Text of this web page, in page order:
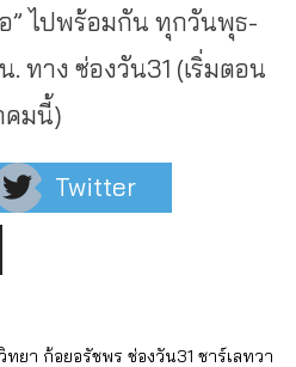
อ” ไปพร้อมกัน ทุกวันพุธ-
ทาง ซ่องวัน31 (เริ่มตอน
คมนี้)
Twitter
ทยา ก้อยอรัชพร ช่องวัน31 ชาร์เลทวา